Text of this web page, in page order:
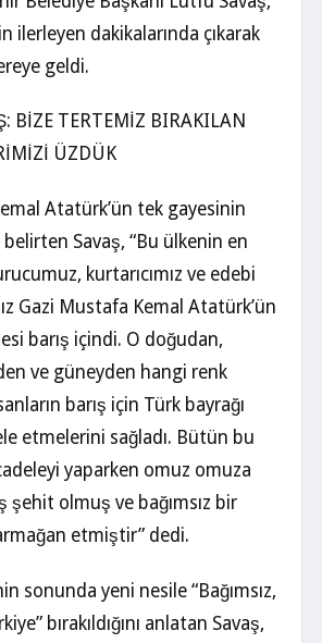
ilerleyen dakikalarında çıkarak
geldi.
BİZE TERTEMİZ BIRAKILAN
ÜZDÜK
Atatürk’ün tek gayesinin
Savaş, “Bu ülkenin en
kurtarıcımız ve edebi
Gazi Mustafa Kemal Atatürk’ün
barış içindi. O doğudan,
ve güneyden hangi renk
barış için Türk bayrağı
etmelerini sağladı. Bütün bu
yaparken omuz omuza
şehit olmuş ve bağımsız bir
etmiştir” dedi.
sonunda yeni nesile “Bağımsız,
bırakıldığını anlatan Savaş,